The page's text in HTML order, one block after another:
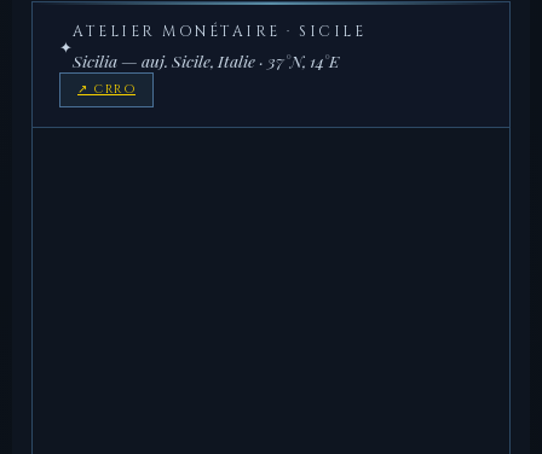
✦
ATELIER MONÉTAIRE · SICILE
Sicilia — auj. Sicile, Italie · 37°N, 14°E
↗ CRRO